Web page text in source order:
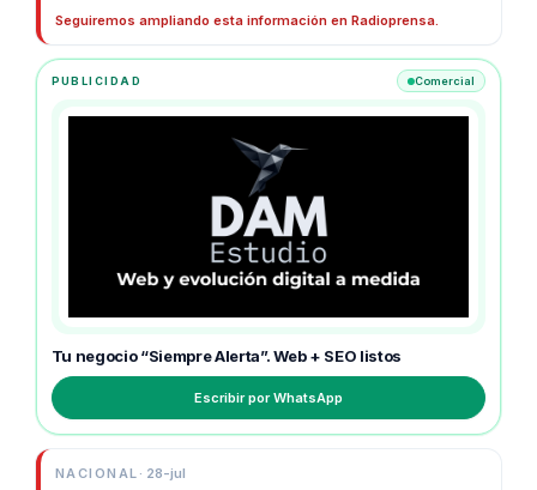
normalidad, pero sin detenerse en esa estación.
Seguiremos ampliando esta información en Radioprensa.
PUBLICIDAD Comercial
Tu negocio “Siempre Alerta”. Web + SEO listos
Escribir por WhatsApp
NACIONAL · 28-jul